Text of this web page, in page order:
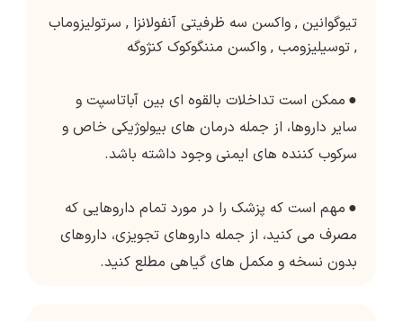
تیوگوانین , واکسن سه ظرفیتی آنفولانزا , سرتولیزوماب
, توسیلیزومب , واکسن مننگوکوک کنژوگه
● ممکن است تداخلات بالقوه ای بین آباتاسپت و
سایر داروها، از جمله درمان های بیولوژیکی خاص و
سرکوب کننده های ایمنی وجود داشته باشد.
● مهم است که پزشک را در مورد تمام داروهایی که
مصرف می کنید، از جمله داروهای تجویزی، داروهای
بدون نسخه و مکمل های گیاهی مطلع کنید.